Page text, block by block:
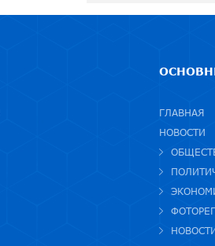
ГЛАВНАЯ
НОВОСТИ